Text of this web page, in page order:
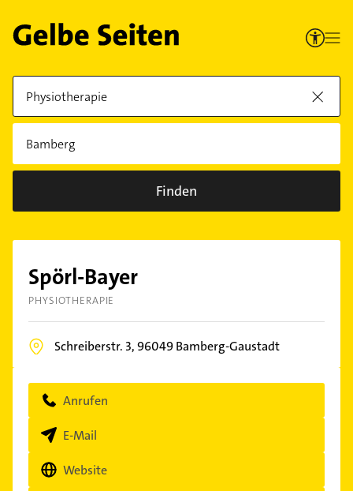
Finden
Spörl-Bayer
PHYSIOTHERAPIE
Schreiberstr. 3,96049Bamberg-Gaustadt
Anrufen
E-Mail
Website